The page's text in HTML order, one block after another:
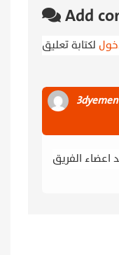
Add
لكتابة تعليق
الفريق